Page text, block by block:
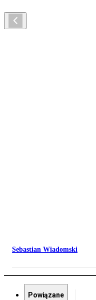
Sebastian Wiadomski
Powiązane